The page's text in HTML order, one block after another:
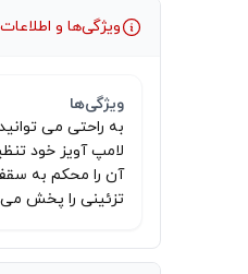
ویژگی‌ها و
ویژگی‌ها
به راحتی می
لامپ آویز خود
آن را محکم به
تزئینی را پخش